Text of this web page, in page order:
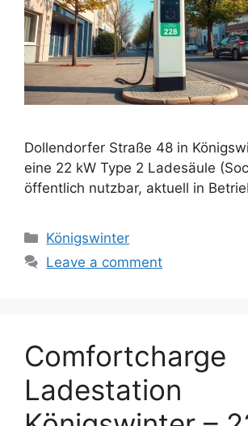
Dollendorfer Straße 48 in
eine 22 kW Type 2 Ladesäule
öffentlich nutzbar, aktuell in
Categories
Königswinter
Leave a comment
Comfortcharge
Ladestation